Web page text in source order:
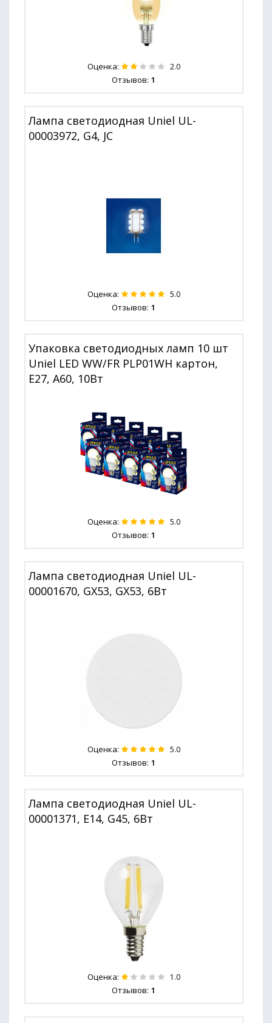
Оценка: 2.0
Отзывов: 1
Лампа светодиодная Uniel UL-
00003972, G4, JC
Оценка: 5.0
Отзывов: 1
Упаковка светодиодных ламп 10 шт
Uniel LED WW/FR PLP01WH картон,
E27, A60, 10Вт
Оценка: 5.0
Отзывов: 1
Лампа светодиодная Uniel UL-
00001670, GX53, GX53, 6Вт
Оценка: 5.0
Отзывов: 1
Лампа светодиодная Uniel UL-
00001371, E14, G45, 6Вт
Оценка: 1.0
Отзывов: 1